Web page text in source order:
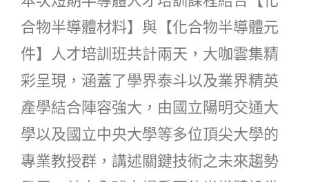
合物半導體材料】與【化合物半導體元
件】人才培訓班共計兩天，大咖雲集精
彩呈現，涵蓋了學界泰斗以及業界精英
產學結合陣容強大，由國立陽明交通大
學以及國立中央大學等多位頂尖大學的
專業教授群，講述關鍵技術之未來趨勢